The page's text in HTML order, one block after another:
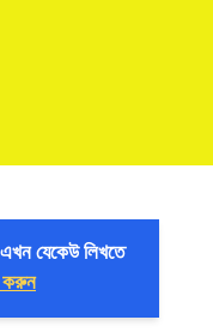
যেকেউ লিখতে
করুন